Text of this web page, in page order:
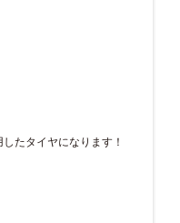
たタイヤになります！